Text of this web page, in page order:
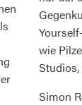
wie
Simon